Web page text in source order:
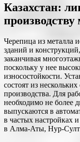
Казахстан:
Черепица из металла
зданий и
заканчивая
поскольку у нее
износостойкости.
состоят из
производства. Для
необходимо не более
выпускаются в
в частых настройках
в Алма-Аты, Нур-